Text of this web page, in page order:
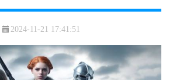
2024-11-21 17:41:51